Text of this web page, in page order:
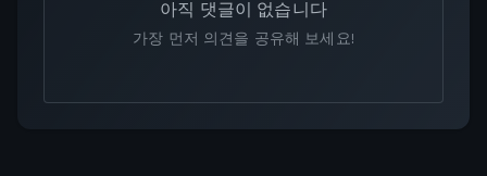
아직 댓글이 없습니다
가장 먼저 의견을 공유해 보세요!